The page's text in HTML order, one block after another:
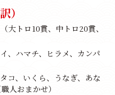
）
大トロ10貫、中トロ20貫、
、ハマチ、ヒラメ、カンパ
コ、いくら、うなぎ、あな
人おまかせ）